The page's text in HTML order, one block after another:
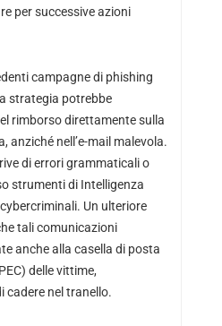
per successive azioni
campagne di phishing
strategia potrebbe
rimborso direttamente sulla
anziché nell’e-mail malevola.
di errori grammaticali o
strumenti di Intelligenza
Un ulteriore
tali comunicazioni
anche alla casella di posta
delle vittime,
cadere nel tranello.